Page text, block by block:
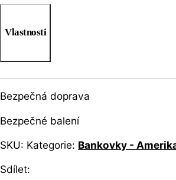
Vlastnosti
Bezpečná doprava
Bezpečné balení
SKU: Kategorie: Bankovky -
Sdílet: